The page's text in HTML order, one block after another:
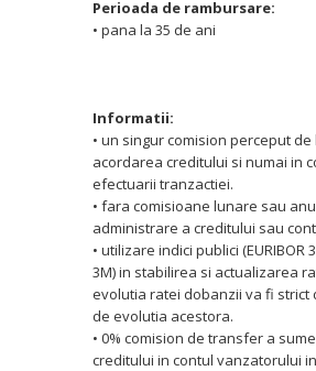
Perioada de rambursare:
• pana la 35 de ani
Informatii:
• un singur comision perceput de
acordarea creditului si numai in
efectuarii tranzactiei.
• fara comisioane lunare sau
administrare a creditului sau
• utilizare indici publici (EURIBOR
3M) in stabilirea si actualizarea
evolutia ratei dobanzii va fi strict
de evolutia acestora.
• 0% comision de transfer a
creditului in contul vanzatorului